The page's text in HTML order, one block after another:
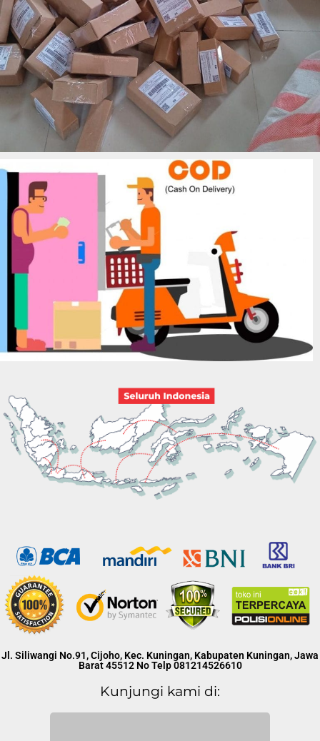
Jl. Siliwangi No.91, Cijoho, Kec. Kuningan, Kabupaten Kuningan, Jawa
Barat 45512 No Telp 081214526610
Kunjungi kami di: